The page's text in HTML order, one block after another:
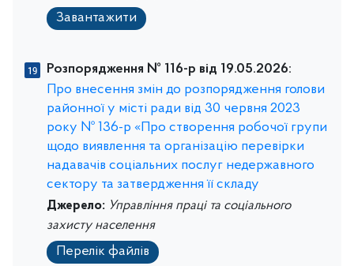
Завантажити
Розпорядження № 116-р від 19.05.2026:
Про внесення змін до розпорядження голови
районної у місті ради від 30 червня 2023
року № 136-р «Про створення робочої групи
щодо виявлення та організацію перевірки
надавачів соціальних послуг недержавного
сектору та затвердження її складу
Джерело: Управління праці та соціального
захисту населення
Перелік файлів